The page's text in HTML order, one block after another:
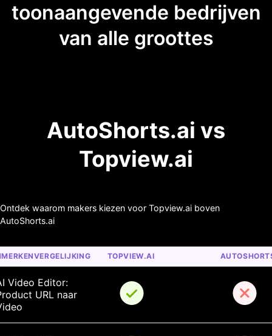
toonaangevende bedrijven
van alle groottes
AutoShorts.ai vs
Topview.ai
Ontdek waarom makers kiezen voor Topview.ai boven
AutoShorts.ai
TOPVIEW.AI
Video Editor:
URL naar